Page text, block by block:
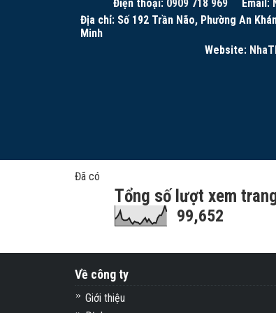
Điện thoại: 0909 718 969 Email:
Địa chỉ: Số 192 Trần Não, Phường An
Minh
Website:
Đã có
Tổng số lượt xem
99,652
Về công ty
Giới thiệu